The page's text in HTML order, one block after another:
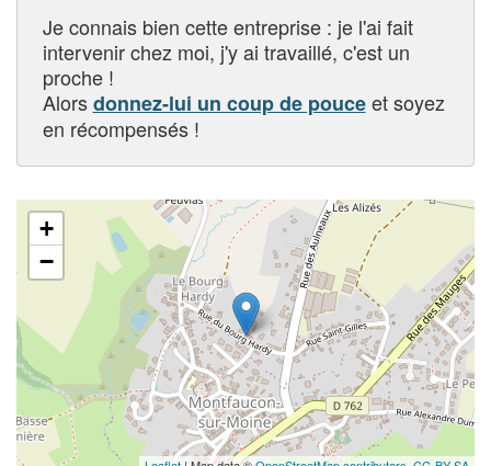
Je connais bien cette entreprise : je l'ai fait
intervenir chez moi, j'y ai travaillé, c'est un
proche !
Alorsdonnez-lui un coup de pouceet soyez
en récompensés !
+
−
✕